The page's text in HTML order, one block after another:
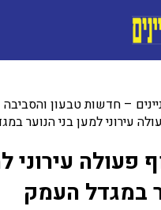
– חדשות טבעון והסביבה
עירוני למען בני הנוער
פעולה עירוני
במגדל העמק